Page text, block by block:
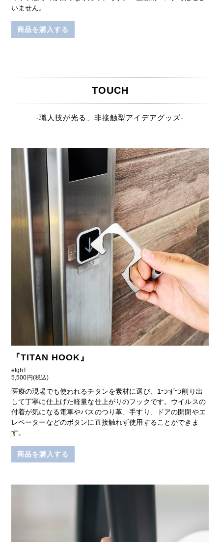
いません。
商品を購入する
TOUCH
-職人技が光る、非接触型アイデアグッズ-
『TITAN HOOK 』
elghT
5,500円(税込)
医療の現場でも使われるチタンを素材に選び、1つずつ削り出
して丁寧に仕上げた軽量な仕上がりのフックです。ウイルスの
付着が気になる電車やバスのつり革、手すり、ドアの開閉やエ
レベーターなどのボタンに直接触れず使用することができま
す。
商品を購入する